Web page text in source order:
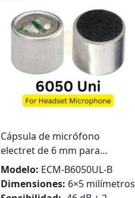
Cápsula de micrófono
electret de 6 mm para
micrófonos de diadema
Modelo: ECM-B6050UL-B
Dimensiones: 6×5 milímetros